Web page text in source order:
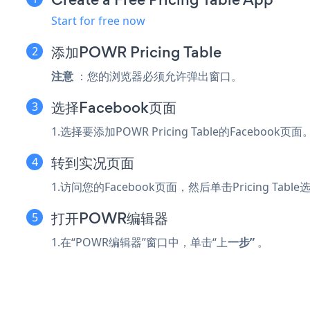
Start for free now
添加POWR Pricing Table
注意 ：您的浏览器必须允许弹出窗口。
选择Facebook页面
1.选择要添加POWR Pricing Table的Facebook页面。
转到实况页面
1.访问您的Facebook页面，然后单击Pricing Table选
打开POWR编辑器
1.在“POWR编辑器”窗口中，单击“上一步” 。